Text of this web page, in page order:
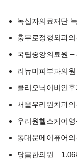
녹십자의료재단
충무로정형외과
국립중앙의료원 –
리뉴미피부과의원
클리오닉이비인
서울우리원치과
우리원헬스케어
동대문메이퓨어
당봄한의원 –